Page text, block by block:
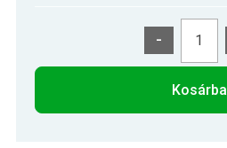
-
Kosárba